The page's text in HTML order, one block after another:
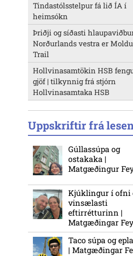
Tindastólsstelpur fá lið ÍA í
heimsókn
Þriðji og síðasti
Norðurlands vestra er
Trail
Hollvinasamtökin HSB
gjöf | tilkynnig frá stjórn
Hollvinasamtaka HSB
Uppskriftir frá
Gúllassúpa og
ostakaka |
Matgæðingur
Kjúklingur í ofni
vinsælasti
eftirrétturinn |
Matgæðingar
Taco súpa og
| Matgæðingar